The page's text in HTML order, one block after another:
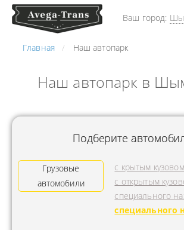
Ваш город:
Главная Наш автопарк
Наш автопарк в
Подберите
Грузовые
автомобили
с крытым кузовом
с открытым
специального
специального